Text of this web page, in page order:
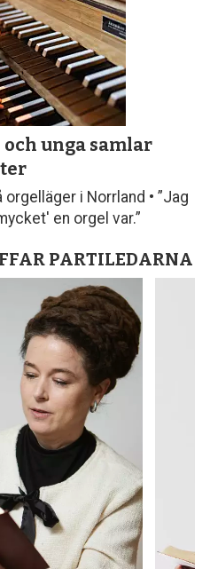
unga samlar
i Norrland • ”Jag
en orgel var.”
PARTILEDARNA